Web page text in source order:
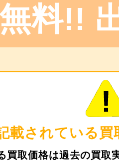
料!!
載されている買
買取価格は過去の買取